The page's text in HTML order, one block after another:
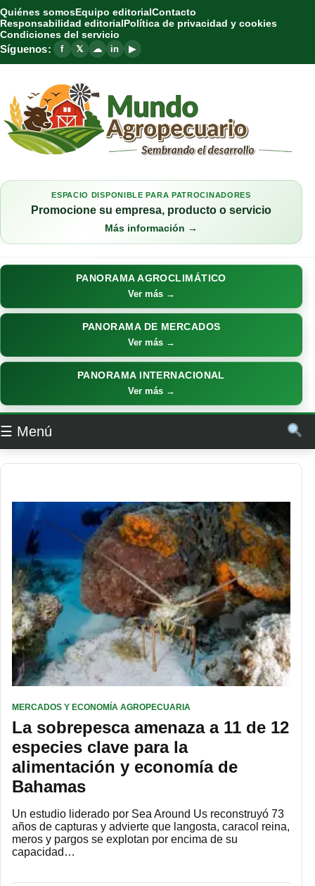
Quiénes somosEquipo editorialContacto
Responsabilidad editorialPolítica de privacidad y cookies
Condiciones del servicio
Síguenos: f 𝕏 ☁ in ▶
ESPACIO DISPONIBLE PARA PATROCINADORES
Promocione su empresa, producto o servicio
Más información →
PANORAMA AGROCLIMÁTICO
Ver más →
PANORAMA DE MERCADOS
Ver más →
PANORAMA INTERNACIONAL
Ver más →
☰ Menú
MERCADOS Y ECONOMÍA AGROPECUARIA
La sobrepesca amenaza a 11 de 12
especies clave para la
alimentación y economía de
Bahamas
Un estudio liderado por Sea Around Us reconstruyó 73
años de capturas y advierte que langosta, caracol reina,
meros y pargos se explotan por encima de su
capacidad…